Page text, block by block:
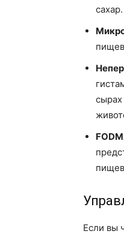
сахар.
Если вы